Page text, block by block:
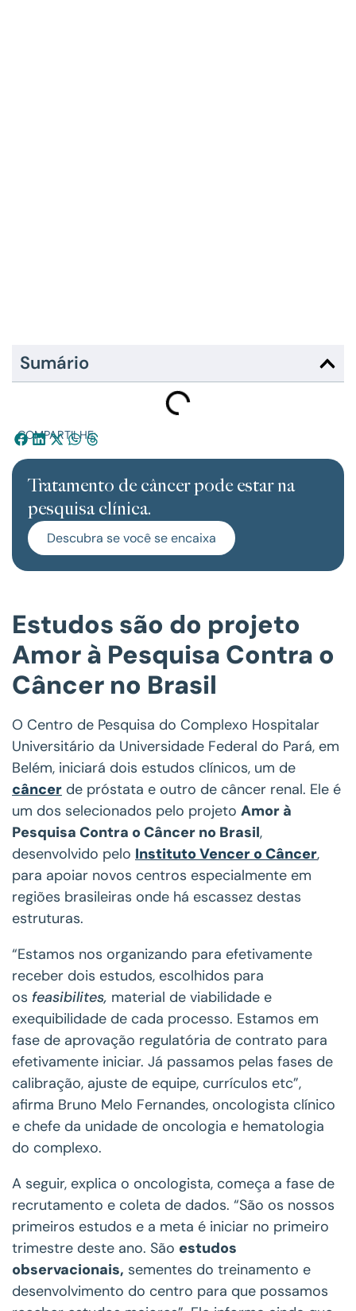
Sumário
COMPARTILHE:
Tratamento de câncer pode estar na
pesquisa clínica.
Descubra se você se encaixa
Estudos são do projeto
Amor à Pesquisa Contra o
Câncer no Brasil
O Centro de Pesquisa do Complexo Hospitalar
Universitário da Universidade Federal do Pará, em
Belém, iniciará dois estudos clínicos, um de
câncer de próstata e outro de câncer renal. Ele é
um dos selecionados pelo projeto Amor à
Pesquisa Contra o Câncer no Brasil,
desenvolvido pelo Instituto Vencer o Câncer,
para apoiar novos centros especialmente em
regiões brasileiras onde há escassez destas
estruturas.
“Estamos nos organizando para efetivamente
receber dois estudos, escolhidos para
os feasibilites, material de viabilidade e
exequibilidade de cada processo. Estamos em
fase de aprovação regulatória de contrato para
efetivamente iniciar. Já passamos pelas fases de
calibração, ajuste de equipe, currículos etc”,
afirma Bruno Melo Fernandes, oncologista clínico
e chefe da unidade de oncologia e hematologia
do complexo.
A seguir, explica o oncologista, começa a fase de
recrutamento e coleta de dados. “São os nossos
primeiros estudos e a meta é iniciar no primeiro
trimestre deste ano. São estudos
observacionais, sementes do treinamento e
desenvolvimento do centro para que possamos